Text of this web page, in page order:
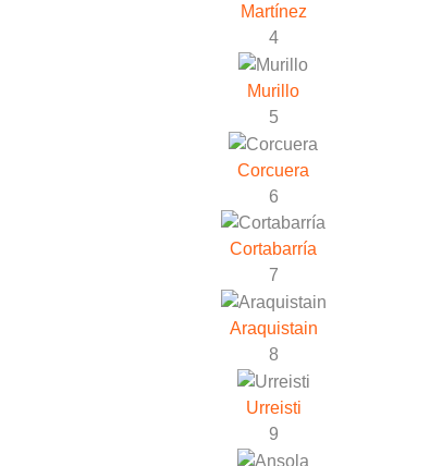
Martínez
4
Murillo
5
Corcuera
6
Cortabarría
7
Araquistain
8
Urreisti
9